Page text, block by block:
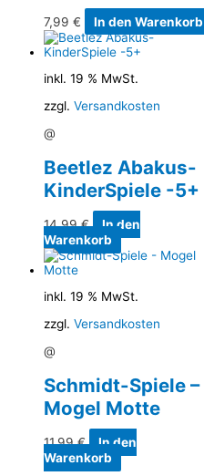
7,99 € In den Warenkorb
inkl. 19 % MwSt.
zzgl. Versandkosten
@
Beetlez Abakus-
KinderSpiele -5+
14,99€
In den
Warenkorb
inkl. 19 % MwSt.
zzgl. Versandkosten
@
Schmidt-Spiele –
Mogel Motte
11,99€
In den
Warenkorb